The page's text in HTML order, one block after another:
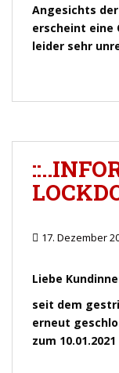
Angesichts
erscheint eine
leider sehr
17. Dezember
Liebe
seit dem
erneut
zum